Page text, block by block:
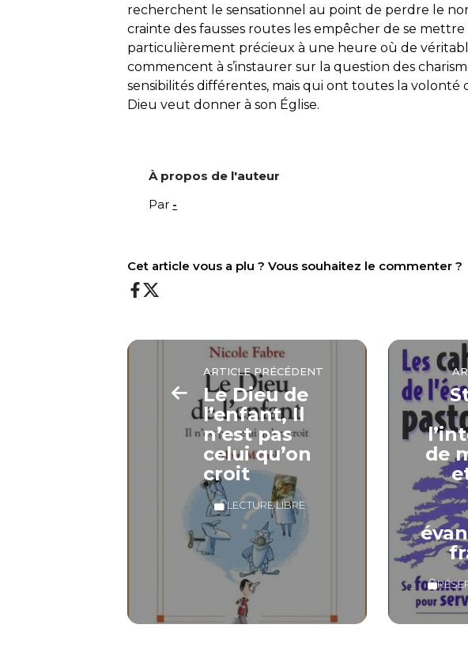
recherchent le sensationnel au point de perdre le
crainte des fausses routes les empêcher de se
particulièrement précieux à une heure où de
commencent à s’instaurer sur la question des
sensibilités différentes, mais qui ont toutes la volonté
Dieu veut donner à son Église.
À propos de l'auteur
Par -
Cet article vous a plu ? Vous souhaitez le commenter ?
ARTICLE PRÉCÉDENT
Le Dieu de
l’enfant, Il
n’est pas
celui qu’on
croit
LECTURE LIBRE
de